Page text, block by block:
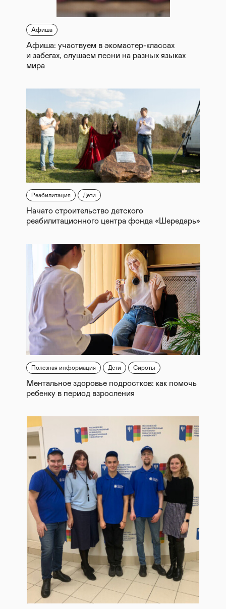
Афиша
Афиша: участвуем в экомастер-классах
и забегах, слушаем песни на разных языках
мира
Реабилитация Дети
Начато строительство детского
реабилитационного центра фонда «Шередарь»
Полезная информация Дети Сироты
Ментальное здоровье подростков: как помочь
ребенку в период взросления